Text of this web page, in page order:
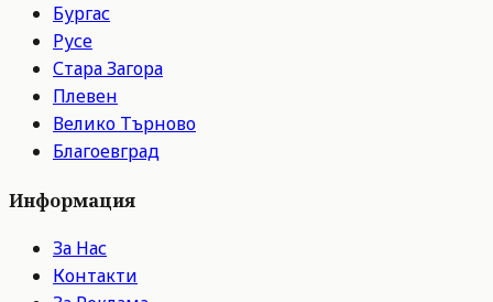
Бургас
Русе
Стара Загора
Плевен
Велико Търново
Благоевград
Информация
За Нас
Контакти